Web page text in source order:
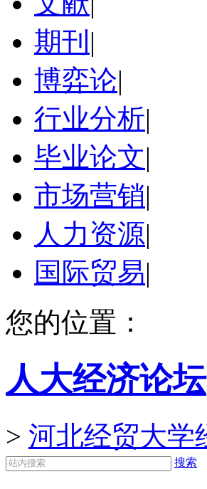
期刊 |
博弈论|
行业分析|
毕业论文|
市场营销|
人力资源|
国际贸易|
您的位置：
人大经济论坛
> 河北经贸大学
搜索